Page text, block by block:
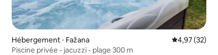
Hébergement ⋅ Fažana Évaluation
4,97 (32)
Piscine privée - jacuzzi - plage 300 m